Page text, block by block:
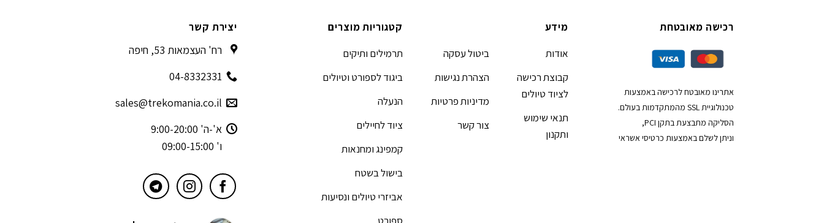
רכישה מאובטחת
אתרינו מאובטח לרכישה באמצעות
טכנולוגיית SSL מהמתקדמות בעולם.
הסליקה מתבצעת בתקן PCI,
וניתן לשלם באמצעות כרטיסי אשראי
מידע
אודות
קבוצת רכישה
לציוד טיולים
תנאי שימוש
ותקנון
ביטול עסקה
הצהרת נגישות
מדיניות פרטיות
צור קשר
קטגוריות מוצרים
תרמילים ותיקים
ביגוד לספורט וטיולים
הנעלה
ציוד לחיילים
קמפינג ומחנאות
בישול בשטח
אביזרי טיולים ונסיעות
יצירת קשר
רח' העצמאות 53, חיפה
04-8332331
sales@trekomania.co.il
א'-ה' 9:00-20:00
ו' 09:00-15:00